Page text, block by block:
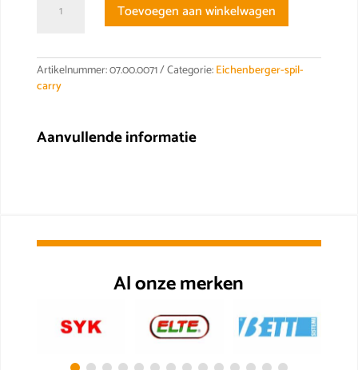
G9
O
G
aantal
Toevoegen aan winkelwagen
Artikelnummer:07.00.0071 Categorie:Eichenberger-spil-
carry
Aanvullende informatie
Al onze merken